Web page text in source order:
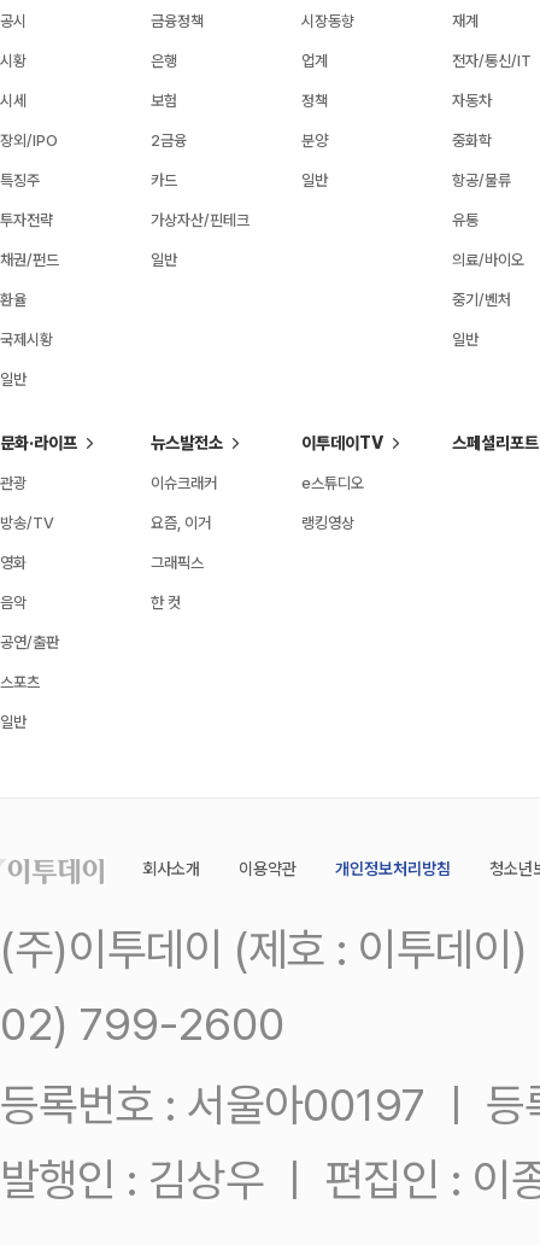
공시
시황
시세
장외/IPO
특징주
투자전략
채권/펀드
환율
국제시황
일반
금융정책
은행
보험
2금융
카드
가상자산/핀테크
일반
시장동향
업계
정책
분양
일반
재계
전자/통신/IT
자동차
중화학
항공/물류
유통
의료/바이오
중기/벤처
일반
문화·라이프
관광
방송/TV
영화
음악
공연/출판
스포츠
일반
뉴스발전소
이슈크래커
요즘, 이거
그래픽스
한 컷
이투데이TV
e스튜디오
랭킹영상
스페셜리포트
회사소개 이용약관 개인정보처리방침 청소년
(주)이투데이 (제호 : 이투데
02) 799-2600
등록번호 : 서울아00197 ㅣ
발행인 : 김상우 ㅣ 편집인 : 이